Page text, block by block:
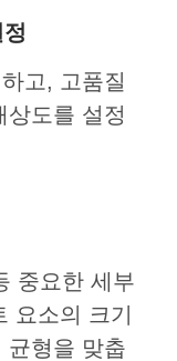
고, 고품질
상도를 설정
중요한 세부
요소의 크기
균형을 맞춥